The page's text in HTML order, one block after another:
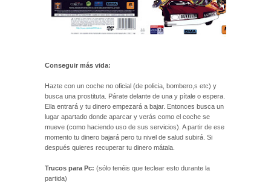
Conseguir más vida:
Hazte con un coche no oficial (de policia, bombero,s etc) y
busca una prostituta. Párate delante de una y pítale o espera.
Ella entrará y tu dinero empezará a bajar. Entonces busca un
lugar apartado donde aparcar y verás como el coche se
mueve (como haciendo uso de sus servicios). A partir de ese
momento tu dinero bajará pero tu nivel de salud subirá. Si
después quieres recuperar tu dinero mátala.
Trucos para Pc: (sólo tenéis que teclear esto durante la
partida)